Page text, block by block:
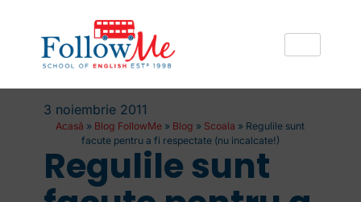
3 noiembrie 2011
Acasă » Blog FollowMe » Blog » Scoala » Regulile sunt
facute pentru a fi respectate (nu incalcate!)
Regulile sunt